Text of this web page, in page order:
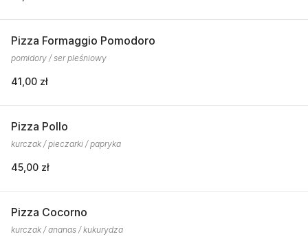
Pizza Formaggio Pomodoro
pomidory / ser pleśniowy
41,00 zł
Pizza Pollo
kurczak / pieczarki / papryka
45,00 zł
Pizza Cocorno
kurczak / ananas / kukurydza